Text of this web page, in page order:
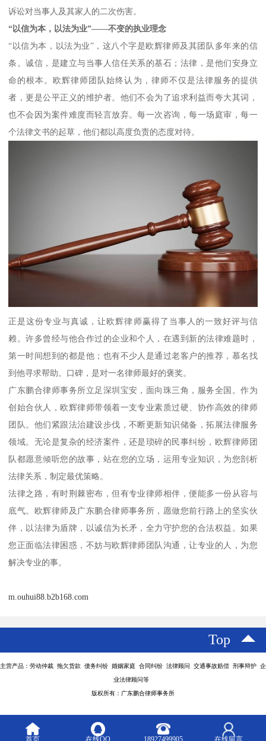
诉讼对当事人及其家人的二次伤害。
“以信为本，以法为业”——不变的执业理念
“以信为本，以法为业”，这八个字是欧辉律师及其团队多年来的信
条。诚信，是建立与当事人信任关系的基石；法律，是他们安身立
命的根本。欧辉律师团队始终认为，律师不仅是法律服务的提供
者，更是公平正义的维护者。他们不会为了追求利益而夸大其词，
也不会因为案件难度而轻言放弃。每一次咨询，每一场庭审，每一
个法律文书的起草，他们都以高度负责的态度对待。
正是这份专业与真诚，让欧辉律师赢得了当事人的一致好评与信
赖。许多曾经与他合作过的企业和个人，在遇到新的法律难题时，
第一时间想到的都是他；也有不少人是通过老客户的推荐，慕名找
到他寻求帮助。口碑，是对一名律师最好的褒奖。
广东鹏合律师事务所立足深圳宝安，面向珠三角，服务全国。作为
创始合伙人，欧辉律师带领着一支专业素质过硬、协作高效的律师
团队。他们紧跟法治建设步伐，不断更新知识储备，拓展法律服务
领域。无论是复杂的经济案件，还是琐碎的民事纠纷，欧辉律师团
队都愿意倾听您的故事，站在您的立场，运用专业知识，为您剖析
法律关系，制定最优策略。
法律之路，有时荆棘密布，但有专业律师相伴，便能多一份从容与
底气。欧辉律师及广东鹏合律师事务所，愿做您前行路上的坚实伙
伴，以法律为盾牌，以诚信为长矛，全力守护您的合法权益。如果
您正面临法律困惑，不妨与欧辉律师团队沟通，让专业的人，为您
解决专业的事。
m.ouhui88.b2b168.com
Top
主营产品：劳动仲裁 拖欠货款 债务纠纷 婚姻家庭 合同纠纷 法律顾问 交通事故赔偿 刑事辩护 企
业法律顾问等
版权所有：广东鹏合律师事务所
首页 在线QQ 18927499905 在线留言